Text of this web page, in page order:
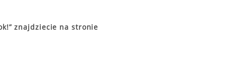
znajdziecie na stronie